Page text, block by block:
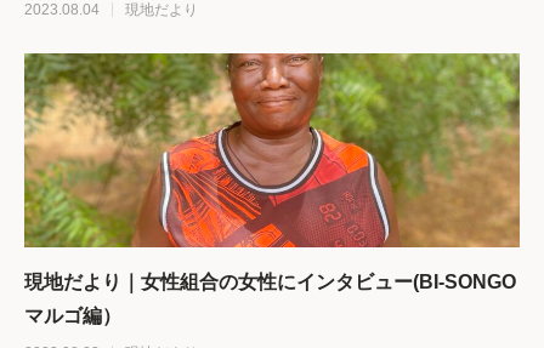
2023.08.04 現地だより
現地だより｜女性組合の女性にインタビュー(BI-SONGO
マルゴ編）